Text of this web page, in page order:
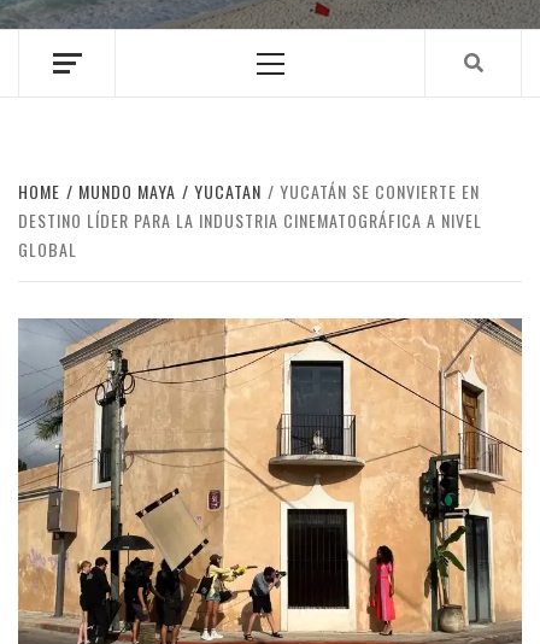
Menu
HOME MUNDO MAYA YUCATAN
YUCATÁN SE CONVIERTE EN
DESTINO LÍDER PARA LA INDUSTRIA CINEMATOGRÁFICA A NIVEL
GLOBAL